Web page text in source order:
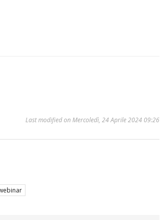
Last modified on Mercoledì, 24 Aprile 2024 09:26